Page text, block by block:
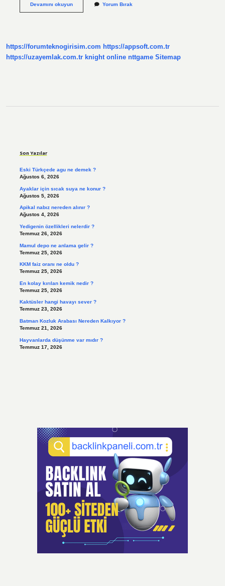
Devamını okuyunMakro
Yorum Bırak
https://forumteknogirisim.com https://appsoft.com.tr
https://uzayemlak.com.tr knight online nttgame Sitemap
Son Yazılar
Eski Türkçede agu ne demek ?
Ağustos 6, 2026
Ayaklar için sıcak suya ne konur ?
Ağustos 5, 2026
Apikal nabız nereden alınır ?
Ağustos 4, 2026
Yedigenin özellikleri nelerdir ?
Temmuz 26, 2026
Mamul depo ne anlama gelir ?
Temmuz 25, 2026
KKM faiz oranı ne oldu ?
Temmuz 25, 2026
En kolay kırılan kemik nedir ?
Temmuz 25, 2026
Kaktüsler hangi havayı sever ?
Temmuz 23, 2026
Batman Kozluk Arabası Nereden Kalkıyor ?
Temmuz 21, 2026
Hayvanlarda düşünme var mıdır ?
Temmuz 17, 2026